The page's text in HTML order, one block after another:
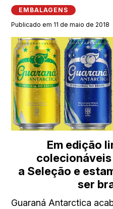
EMBALAGENS
Publicado em 11 de maio de 2018
Em edição
a Seleção e
ser
Guaraná Antarctica